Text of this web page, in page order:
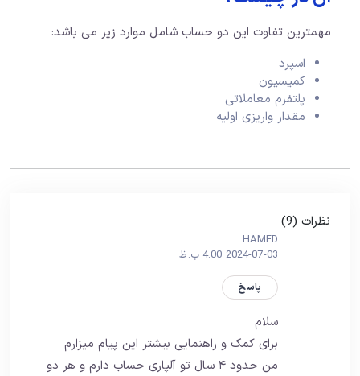
مهمترین تفاوت این دو حساب شامل موارد زیر می باشد:
اسپرد
کمیسیون
پلتفرم معاملاتی
مقدار واریزی اولیه
نظرات (9)
HAMED
2024-07-03 4:00 ب.ظ
پاسخ
سلام
برای کمک و راهنمایی بیشتر این پیام میزارم
من حدود ۴ سال تو آلپاری حساب دارم و هر دو